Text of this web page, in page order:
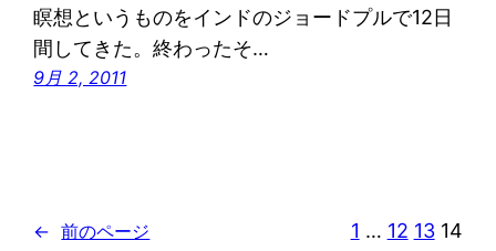
瞑想というものをインドのジョードプルで12日
間してきた。終わったそ…
9月 2, 2011
← 前のページ 1 … 12 13 14